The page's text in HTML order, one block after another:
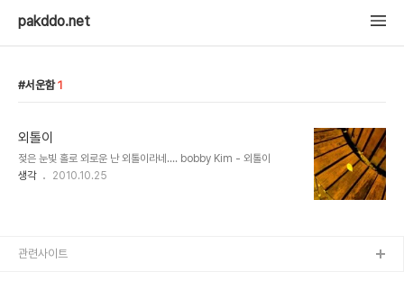
pakddo.net
서운함 1
외톨이
젖은 눈빛 홀로 외로운 난 외톨이라네.... bobby Kim - 외톨이
생각
2010.10.25
관련사이트